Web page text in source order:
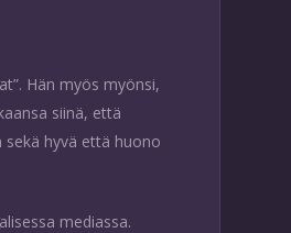
Hän myös myönsi,
siinä, että
hyvä että huono
mediassa.